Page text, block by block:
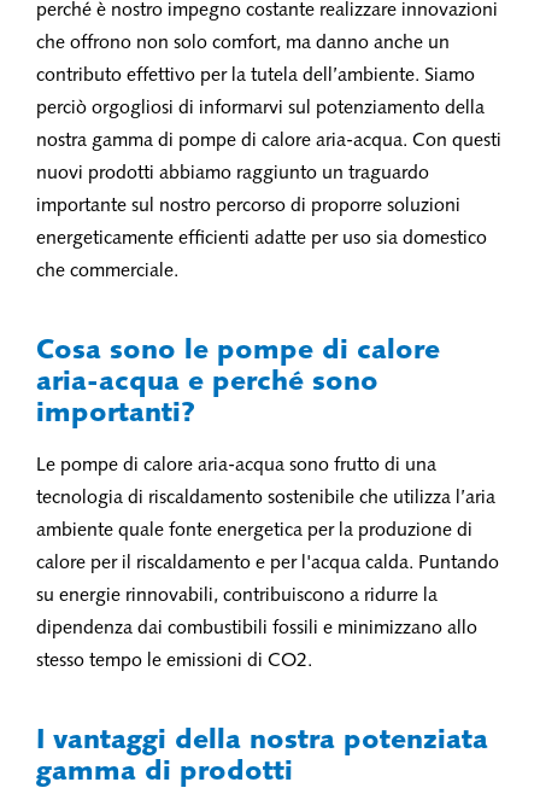
perché è nostro impegno costante realizzare innovazioni
che offrono non solo comfort, ma danno anche un
contributo effettivo per la tutela dell’ambiente. Siamo
perciò orgogliosi di informarvi sul potenziamento della
nostra gamma di pompe di calore aria-acqua. Con questi
nuovi prodotti abbiamo raggiunto un traguardo
importante sul nostro percorso di proporre soluzioni
energeticamente efficienti adatte per uso sia domestico
che commerciale.
Cosa sono le pompe di calore
aria-acqua e perché sono
importanti?
Le pompe di calore aria-acqua sono frutto di una
tecnologia di riscaldamento sostenibile che utilizza l’aria
ambiente quale fonte energetica per la produzione di
calore per il riscaldamento e per l'acqua calda. Puntando
su energie rinnovabili, contribuiscono a ridurre la
dipendenza dai combustibili fossili e minimizzano allo
stesso tempo le emissioni di CO2.
I vantaggi della nostra potenziata
gamma di prodotti